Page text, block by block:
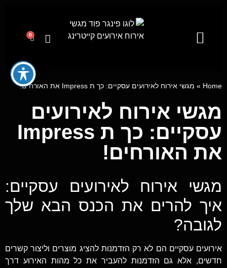
0
Home
» מגשי אירוח לאירועים עסקיים: כך ת Impress את האורחים!
מגשי אירוח לאירועים
עסקיים: כך ת Impress
את האורחים!
מגשי אירוח לאירועים עסקיים:
איך להרים את הכנס הבא שלך
לגובה?
אירועים עסקיים הם לא רק הזדמנות להציג מוצרים וליצור קשרים
חדשים, אלא גם הזדמנות להעביר את כל מהות האירוע דרך